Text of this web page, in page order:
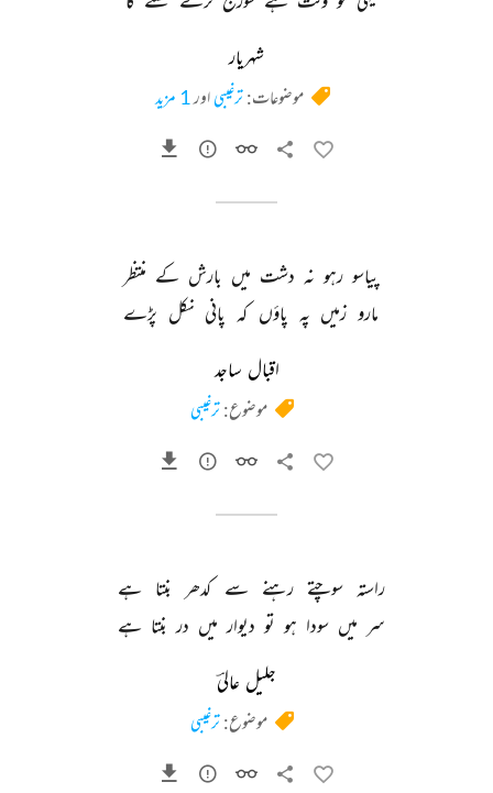
شہریار
موضوعات:ترغیبی اور1 مزید
پیاسو رہو نہ دشت میں بارش کے منتظر
مارو زمیں پہ پاؤں کہ پانی نکل پڑے
اقبال ساجد
موضوع:ترغیبی
راستہ سوچتے رہنے سے کدھر بنتا ہے
سر میں سودا ہو تو دیوار میں در بنتا ہے
جلیل عالیؔ
موضوع:ترغیبی